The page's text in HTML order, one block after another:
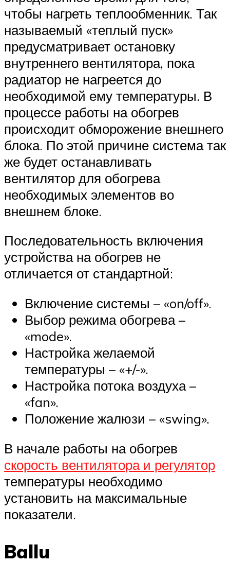
чтобы нагреть теплообменник. Так
называемый «теплый пуск»
предусматривает остановку
внутреннего вентилятора, пока
радиатор не нагреется до
необходимой ему температуры. В
процессе работы на обогрев
происходит обморожение внешнего
блока. По этой причине система так
же будет останавливать
вентилятор для обогрева
необходимых элементов во
внешнем блоке.
Последовательность включения
устройства на обогрев не
отличается от стандартной:
Включение системы – «on/off».
Выбор режима обогрева –
«mode».
Настройка желаемой
температуры – «+/-».
Настройка потока воздуха –
«fan».
Положение жалюзи – «swing».
В начале работы на обогрев
скорость вентилятора и регулятор
температуры необходимо
установить на максимальные
показатели.
Ballu